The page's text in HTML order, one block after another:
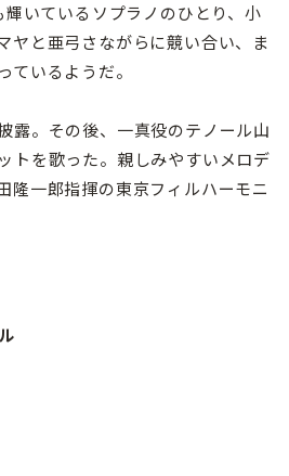
いているソプラノのひとり、小
ヤと亜弓さながらに競い合い、ま
いるようだ。
露。その後、一真役のテノール山
トを歌った。親しみやすいメロデ
隆一郎指揮の東京フィルハーモニ